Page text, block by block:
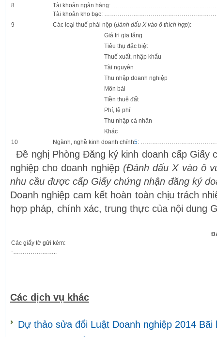
8
Tài khoản ngân hàng:
Tài khoản kho bạc: ………………………………………………….
9
Các loại thuế phải nộp (đánh dấu X vào ô thích hợp):
Giá trị gia tăng
Tiêu thụ đặc biệt
Thuế xuất, nhập khẩu
Tài nguyên
Thu nhập doanh nghiệp
Môn bài
Tiền thuê đất
Phí, lệ phí
Thu nhập cá nhân
Khác
10
Ngành, nghề kinh doanh chính5:
Đề nghị Phòng Đăng ký kinh doanh cấp Giấy
nghiệp cho doanh nghiệp (Đánh dấu X vào ô
nhu cầu được cấp Giấy chứng nhận đăng ký
Doanh nghiệp cam kết hoàn toàn chịu trách
hợp pháp, chính xác, trung thực của nội dung
Các giấy tờ gửi kèm:
-…………………..
Các dịch vụ khác
Dự thảo sửa đổi Luật Doanh nghiệp 2014